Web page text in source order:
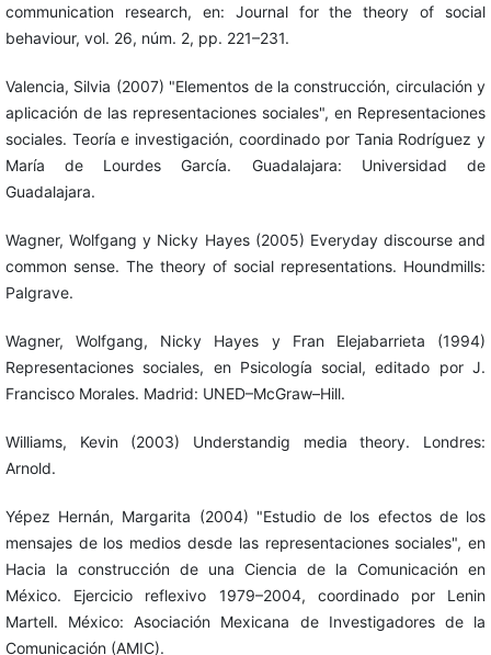
communication research, en: Journal for the theory of social
behaviour, vol. 26, núm. 2, pp. 221–231.
Valencia, Silvia (2007) "Elementos de la construcción, circulación y
aplicación de las representaciones sociales", en Representaciones
sociales. Teoría e investigación, coordinado por Tania Rodríguez y
María de Lourdes García. Guadalajara: Universidad de
Guadalajara.
Wagner, Wolfgang y Nicky Hayes (2005) Everyday discourse and
common sense. The theory of social representations. Houndmills:
Palgrave.
Wagner, Wolfgang, Nicky Hayes y Fran Elejabarrieta (1994)
Representaciones sociales, en Psicología social, editado por J.
Francisco Morales. Madrid: UNED–McGraw–Hill.
Williams, Kevin (2003) Understandig media theory. Londres:
Arnold.
Yépez Hernán, Margarita (2004) "Estudio de los efectos de los
mensajes de los medios desde las representaciones sociales", en
Hacia la construcción de una Ciencia de la Comunicación en
México. Ejercicio reflexivo 1979–2004, coordinado por Lenin
Martell. México: Asociación Mexicana de Investigadores de la
Comunicación (AMIC).